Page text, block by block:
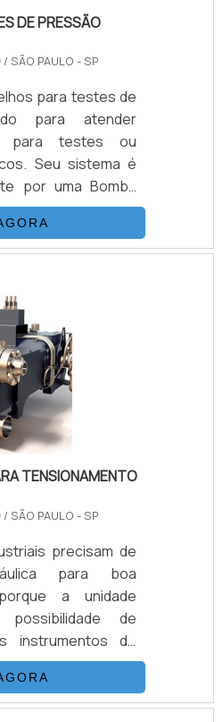
DE PRESSÃO
/ SÃO PAULO - SP
para testes de
para atender
para testes ou
Seu sistema é
por uma Bomba
kit de preparação
válvulas, skid
ou tanque inox.As
ou Nitrogênio,
altas pressões
15.000 psi (1.000
Para.
TENSIONAMENTO
/ SÃO PAULO - SP
precisam de
para boa
a unidade
de
instrumentos de
mais é
componentes,
hidráulicos, que